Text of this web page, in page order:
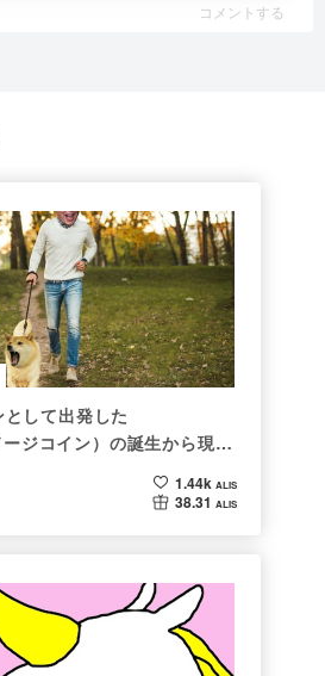
コメントする
して出発した
ジコイン）の誕生から現在
非証券性🐶
1.44k ALIS
38.31 ALIS